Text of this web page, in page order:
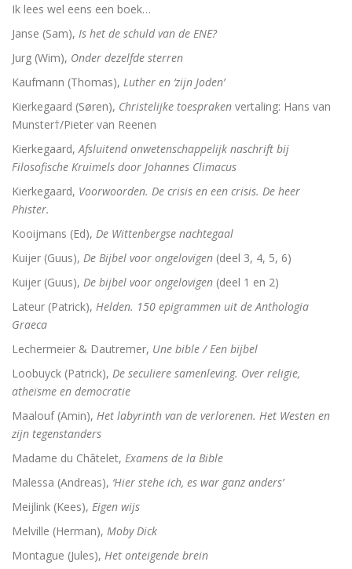
Ik lees wel eens een boek…
Janse (Sam), Is het de schuld van de ENE?
Jurg (Wim), Onder dezelfde sterren
Kaufmann (Thomas), Luther en ‘zijn Joden’
Kierkegaard (Søren), Christelijke toespraken vertaling: Hans van
Munster†/Pieter van Reenen
Kierkegaard, Afsluitend onwetenschappelijk naschrift bij
Filosofische Kruimels door Johannes Climacus
Kierkegaard, Voorwoorden. De crisis en een crisis. De heer
Phister.
Kooijmans (Ed), De Wittenbergse nachtegaal
Kuijer (Guus), De Bijbel voor ongelovigen (deel 3, 4, 5, 6)
Kuijer (Guus), De bijbel voor ongelovigen (deel 1 en 2)
Lateur (Patrick), Helden. 150 epigrammen uit de Anthologia
Graeca
Lechermeier & Dautremer, Une bible / Een bijbel
Loobuyck (Patrick), De seculiere samenleving. Over religie,
atheïsme en democratie
Maalouf (Amin), Het labyrinth van de verlorenen. Het Westen en
zijn tegenstanders
Madame du Châtelet, Examens de la Bible
Malessa (Andreas), ‘Hier stehe ich, es war ganz anders’
Meijlink (Kees), Eigen wijs
Melville (Herman), Moby Dick
Montague (Jules), Het onteigende brein